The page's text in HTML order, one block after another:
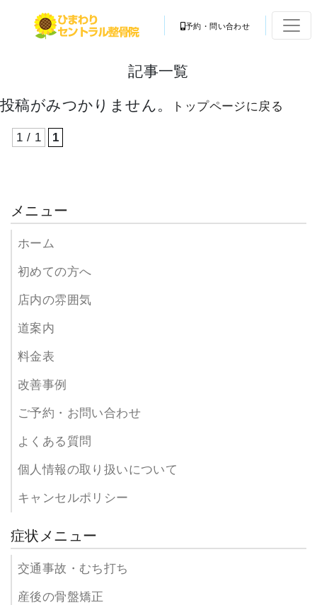
予約・問い合わせ
記事一覧
投稿がみつかりません。 トップページに戻る
1 / 1 1
メニュー
ホーム
初めての方へ
店内の雰囲気
道案内
料金表
改善事例
ご予約・お問い合わせ
よくある質問
個人情報の取り扱いについて
キャンセルポリシー
症状メニュー
交通事故・むち打ち
産後の骨盤矯正